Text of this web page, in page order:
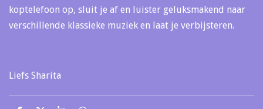
koptelefoon op, sluit je af en luister geluksmakend naar
verschillende klassieke muziek en laat je verbijsteren.
Liefs Sharita